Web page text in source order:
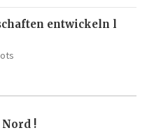
entwickeln l
ots
Nord !